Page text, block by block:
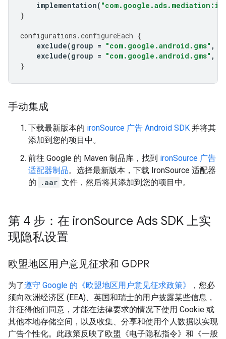
implementation(
}
configurations .configureEach {
exclude(group = "com.google.android.gms" ,
exclude(group = "com.google.android.gms" ,
}
手动集成
下载最新版本的 ironSource 广告 Android SDK 并将其
添加到您的项目中。
前往 Google 的 Maven 制品库，找到 ironSource 广告
适配器制品。选择最新版本，下载 IronSource 适配器
的
.aar 文件，然后将其添加到您的项目中。
第 4 步：在 ironSource Ads SDK 上实
现隐私设置
欧盟地区用户意见征求和 GDPR
为了遵守 Google 的《欧盟地区用户意见征求政策》
，您必
须向欧洲经济区 (EEA)、英国和瑞士的用户披露某些信息，
并征得他们同意，才能在法律要求的情况下使用 Cookie 或
其他本地存储空间，以及收集、分享和使用个人数据以实现
广告个性化。此政策反映了欧盟《电子隐私指令》和《一般